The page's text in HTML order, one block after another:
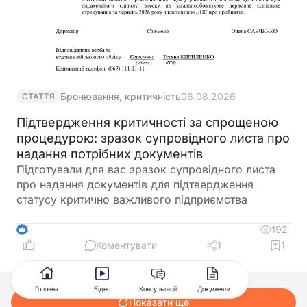
СТАТТЯ Бронювання, критичність06.08.2026
Підтвердження критичності за спрощеною
процедурою: зразок супровідного листа про
надання потрібних документів
Підготували для вас зразок супровідного листа
про надання документів для підтвердження
статусу критично важливого підприємства
5
192
Коментувати
1 1
Показати ще
Головна Відео Консультації Документи